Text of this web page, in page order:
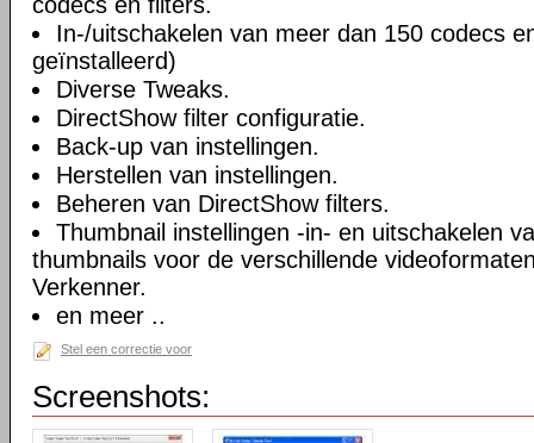
In-/uitschakelen van meer dan 150 codecs
geïnstalleerd)
Diverse Tweaks.
DirectShow filter configuratie.
Back-up van instellingen.
Herstellen van instellingen.
Beheren van DirectShow filters.
Thumbnail instellingen -in- en uitschakelen
thumbnails voor de verschillende
Verkenner.
en meer ..
Stel een correctie voor
Screenshots: